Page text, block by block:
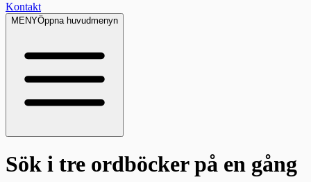
Kontakt
MENYÖppna huvudmenyn
Sök i tre ordböckerpå en gång